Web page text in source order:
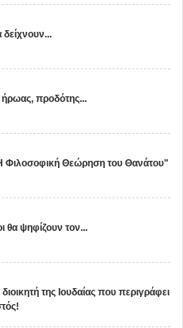
προδότης...
Φιλοσοφική Θεώρηση του Θανάτου"
θα ψηφίζουν τον...
της Ιουδαίας που περιγράφει